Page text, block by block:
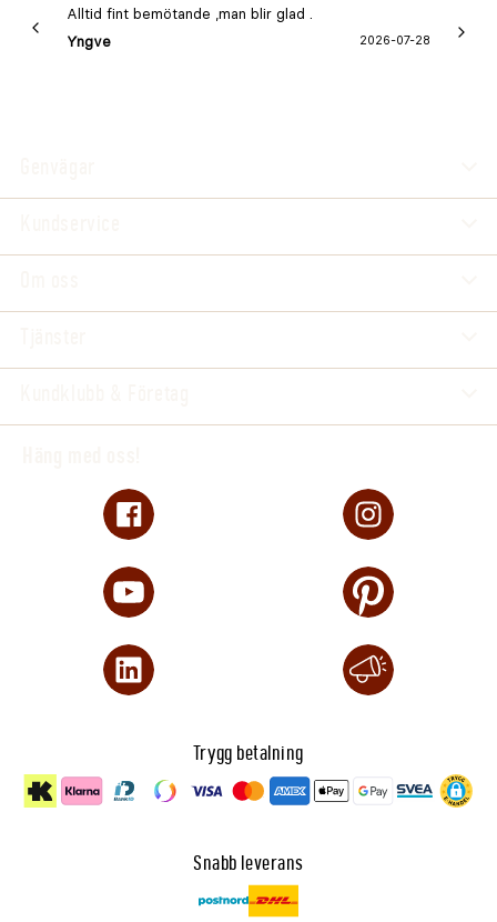
Alltid fint bemötande ,man blir glad .
Yngve
2026-07-28
Trygg betalning
Snabb leverans